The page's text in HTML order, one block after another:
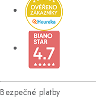
Bezpečné platby